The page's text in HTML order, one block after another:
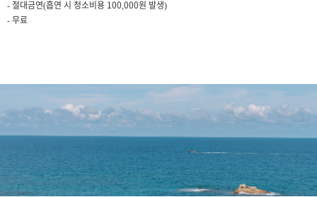
- 절대금연(흡연 시 청소비용 100,000원 발생)
- 무료